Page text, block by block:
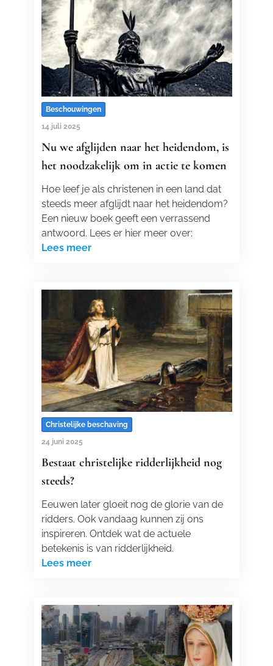
Beschouwingen
14 juli 2025
Nu we afglijden naar het heidendom, is
het noodzakelijk om in actie te komen
Hoe leef je als christenen in een land dat
steeds meer afglijdt naar het heidendom?
Een nieuw boek geeft een verrassend
antwoord. Lees er hier meer over:
Lees meer
Christelijke beschaving
24 juni 2025
Bestaat christelijke ridderlijkheid nog
steeds?
Eeuwen later gloeit nog de glorie van de
ridders. Ook vandaag kunnen zij ons
inspireren. Ontdek wat de actuele
betekenis is van ridderlijkheid.
Lees meer